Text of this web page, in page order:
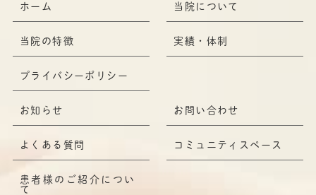
ホーム 当院について
当院の特徴 実績・体制
プライバシーポリシー
お知らせ お問い合わせ
よくある質問 コミュニティスペース
患者様のご紹介につい
て